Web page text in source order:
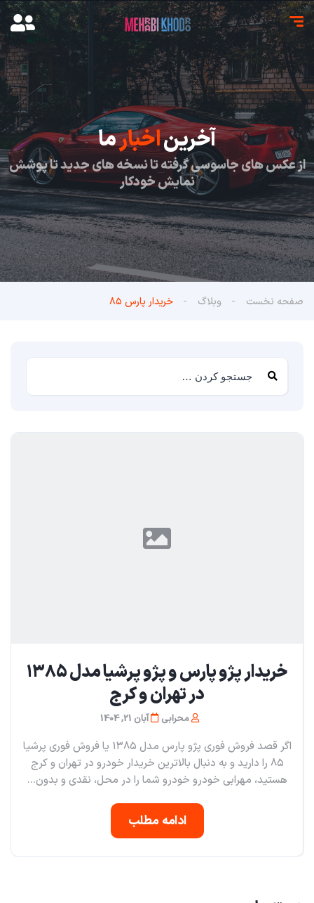
آخریناخبارما
از عکس های جاسوسی گرفته تا نسخه های جدید تا پوشش
نمایش خودکار
صفحه نخست وبلاگ خریدار پارس ۸۵
خریدار پژو پارس و پژو پرشیا مدل ۱۳۸۵
در تهران و کرج
محرابی آبان 21, 1404
اگر قصد فروش فوری پژو پارس مدل ۱۳۸۵ یا فروش فوری پرشیا
۸۵ را دارید و به دنبال بالاترین خریدار خودرو در تهران و کرج
هستید، مهرابی خودرو خودرو شما را در محل، نقدی و بدون...
ادامه مطلب